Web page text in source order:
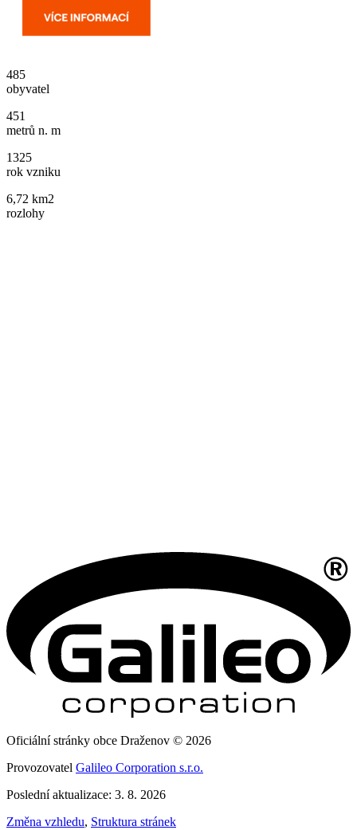
485
obyvatel
451
metrů n. m
1325
rok vzniku
6,72 km2
rozlohy
Oficiální stránky obce Draženov © 2026
Provozovatel Galileo Corporation s.r.o.
Poslední aktualizace: 3. 8. 2026
Změna vzhledu, Struktura stránek